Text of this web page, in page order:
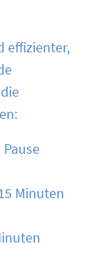
effizienter,
Minuten